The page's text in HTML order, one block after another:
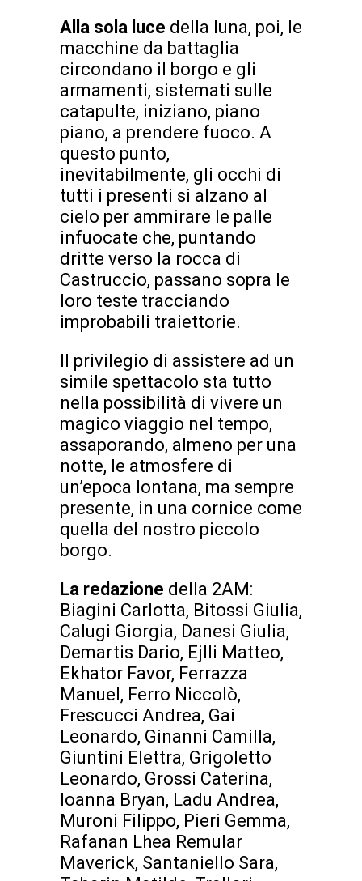
Alla sola luce della luna, poi, le
macchine da battaglia
circondano il borgo e gli
armamenti, sistemati sulle
catapulte, iniziano, piano
piano, a prendere fuoco. A
questo punto,
inevitabilmente, gli occhi di
tutti i presenti si alzano al
cielo per ammirare le palle
infuocate che, puntando
dritte verso la rocca di
Castruccio, passano sopra le
loro teste tracciando
improbabili traiettorie.
Il privilegio di assistere ad un
simile spettacolo sta tutto
nella possibilità di vivere un
magico viaggio nel tempo,
assaporando, almeno per una
notte, le atmosfere di
un’epoca lontana, ma sempre
presente, in una cornice come
quella del nostro piccolo
borgo.
La redazione della 2AM:
Biagini Carlotta, Bitossi Giulia,
Calugi Giorgia, Danesi Giulia,
Demartis Dario, Ejlli Matteo,
Ekhator Favor, Ferrazza
Manuel, Ferro Niccolò,
Frescucci Andrea, Gai
Leonardo, Ginanni Camilla,
Giuntini Elettra, Grigoletto
Leonardo, Grossi Caterina,
Ioanna Bryan, Ladu Andrea,
Muroni Filippo, Pieri Gemma,
Rafanan Lhea Remular
Maverick, Santaniello Sara,